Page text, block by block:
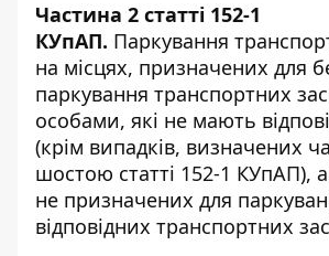
Частина 2 статті 152-1
КУпАП. Паркування
на місцях, призначених для
паркування транспортних
особами, які не мають
(крім випадків, визначених
шостою статті 152-1 КУпАП),
не призначених для
відповідних транспортних